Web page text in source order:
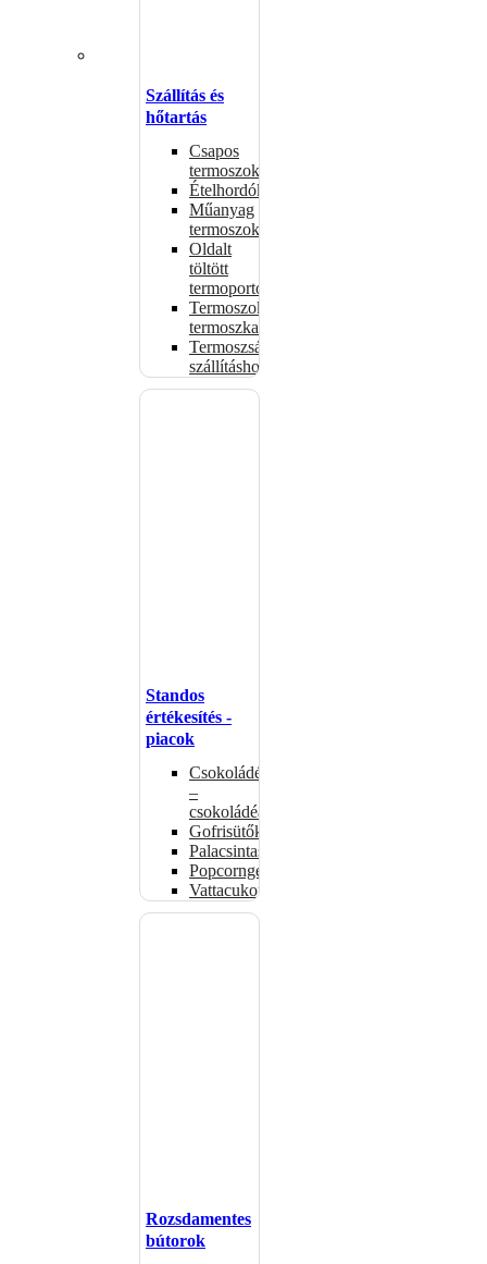
Szállítás és
hőtartás
Csapos
termoszok
Ételhordók
Műanyag
termoszok
Oldalt
töltött
termoportok
Termoszok,
termoszkannák
Termoszsákok
szállításhoz
Standos
értékesítés -
piacok
Csokoládémelegítők
–
csokoládéadagolók
Gofrisütők
Palacsintasütők
Popcorngépek
Vattacukorgép
Rozsdamentes
bútorok